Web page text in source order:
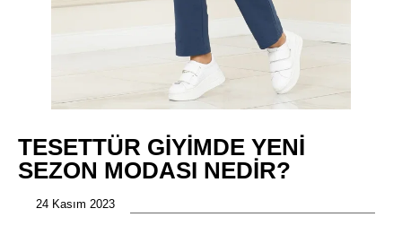
TESETTÜR GIYIMDE YENI
SEZON MODASI NEDIR?
24 Kasım 2023